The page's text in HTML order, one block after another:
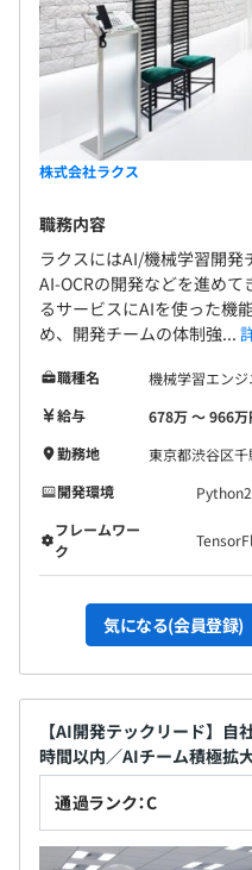
株式会社ラクス
職務内容
ラクスにはAI/機械学習開発
AI-OCRの開発などを進め
るサービスにAIを使った機
め、開発チームの体制強...
職種名
機械学習エンジ
給与
678万 〜 966万
勤務地
東京都渋谷区
開発環境
Python2
フレームワー
ク
気になる(会員登録)
【AI開発テックリード】
時間以内／AIチーム積極拡
通過ランク：C